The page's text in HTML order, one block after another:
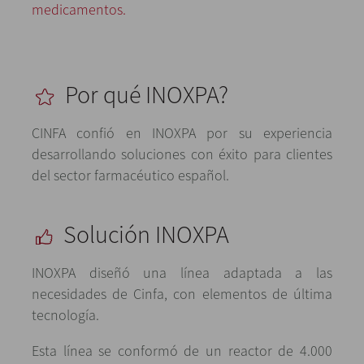
medicamentos.
Por qué INOXPA?
CINFA confió en INOXPA por su experiencia
desarrollando soluciones con éxito para clientes
del sector farmacéutico español.
Solución INOXPA
INOXPA diseñó una línea adaptada a las
necesidades de Cinfa, con elementos de última
tecnología.
Esta línea se conformó de un reactor de 4.000